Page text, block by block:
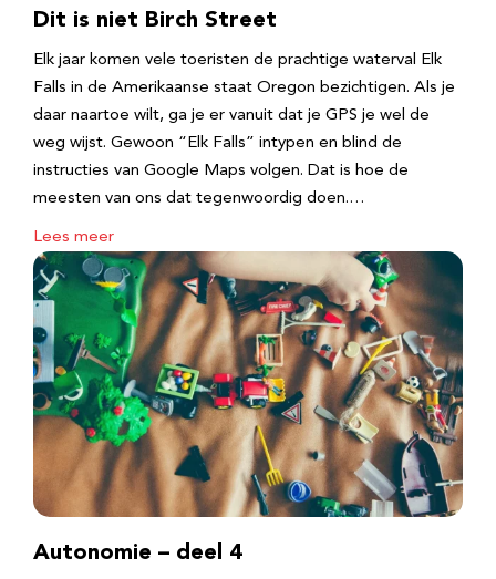
Dit is niet Birch Street
Elk jaar komen vele toeristen de prachtige waterval Elk
Falls in de Amerikaanse staat Oregon bezichtigen. Als je
daar naartoe wilt, ga je er vanuit dat je GPS je wel de
weg wijst. Gewoon “Elk Falls” intypen en blind de
instructies van Google Maps volgen. Dat is hoe de
meesten van ons dat tegenwoordig doen.…
Lees meer
Autonomie – deel 4